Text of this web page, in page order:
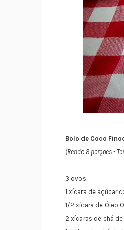
Bolo de Coco
(Rende 8 porções -
3 ovos
1 xícara de açúcar
1/2 xícara de Óleo
2 xícaras de chá